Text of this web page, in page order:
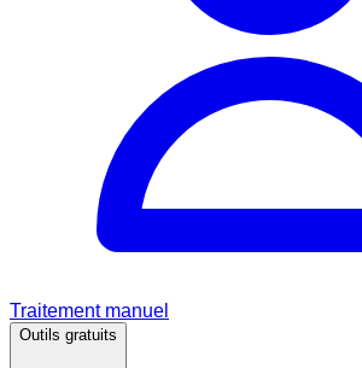
Traitement manuel
Outils gratuits